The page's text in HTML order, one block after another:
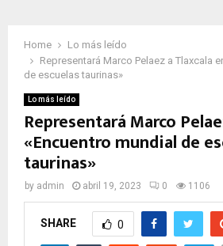
Home
Lo más leído
Representará Marco Pelaez a Tlaxcala
de escuelas taurinas»
Lo más leído
Representará Marco
«Encuentro mundial de
taurinas»
by admin abril 19, 2023 0 1106
SHARE 0